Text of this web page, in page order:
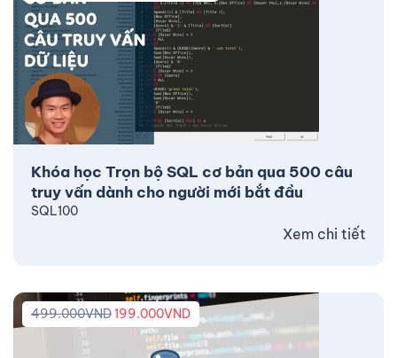
Khóa học Trọn bộ SQL cơ bản qua 500 câu
truy vấn dành cho người mới bắt đầu
SQL100
Xem chi tiết
499.000VND199.000VND